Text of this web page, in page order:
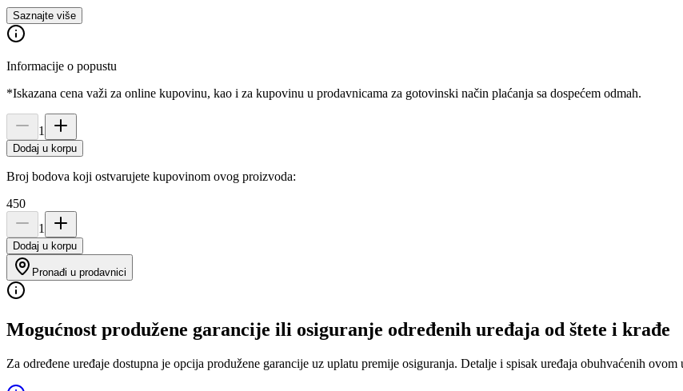
Saznajte više
Informacije o popustu
*Iskazana cena važi za online kupovinu, kao i za kupovinu u prodavnicama za gotovinski način plaćanja sa dospećem odmah.
1
Dodaj u korpu
Broj bodova koji ostvarujete kupovinom ovog proizvoda:
450
1
Dodaj u korpu
Pronađi u prodavnici
Mogućnost produžene garancije ili osiguranje određenih uređaja od štete i krađe
Za određene uređaje dostupna je opcija produžene garancije uz uplatu premije osiguranja. Detalje i spisak uređaja obuhvaćenih ovom